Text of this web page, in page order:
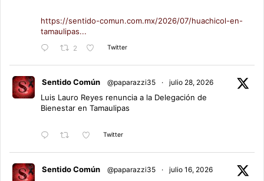
https://sentido-comun.com.mx/2026/07/huachicol-en-
tamaulipas...
2 Twitter
Sentido Común @paparazzi35 · julio 28, 2026
Luis Lauro Reyes renuncia a la Delegación de
Bienestar en Tamaulipas
Twitter
Sentido Común @paparazzi35 · julio 16, 2026